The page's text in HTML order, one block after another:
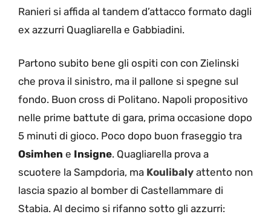
Ranieri si affida al tandem d’attacco formato dagli
ex azzurri Quagliarella e Gabbiadini.
Partono subito bene gli ospiti con con Zielinski
che prova il sinistro, ma il pallone si spegne sul
fondo. Buon cross di Politano. Napoli propositivo
nelle prime battute di gara, prima occasione dopo
5 minuti di gioco. Poco dopo buon fraseggio tra
Osimhen e Insigne. Quagliarella prova a
scuotere la Sampdoria, ma Koulibaly attento non
lascia spazio al bomber di Castellammare di
Stabia. Al decimo si rifanno sotto gli azzurri: